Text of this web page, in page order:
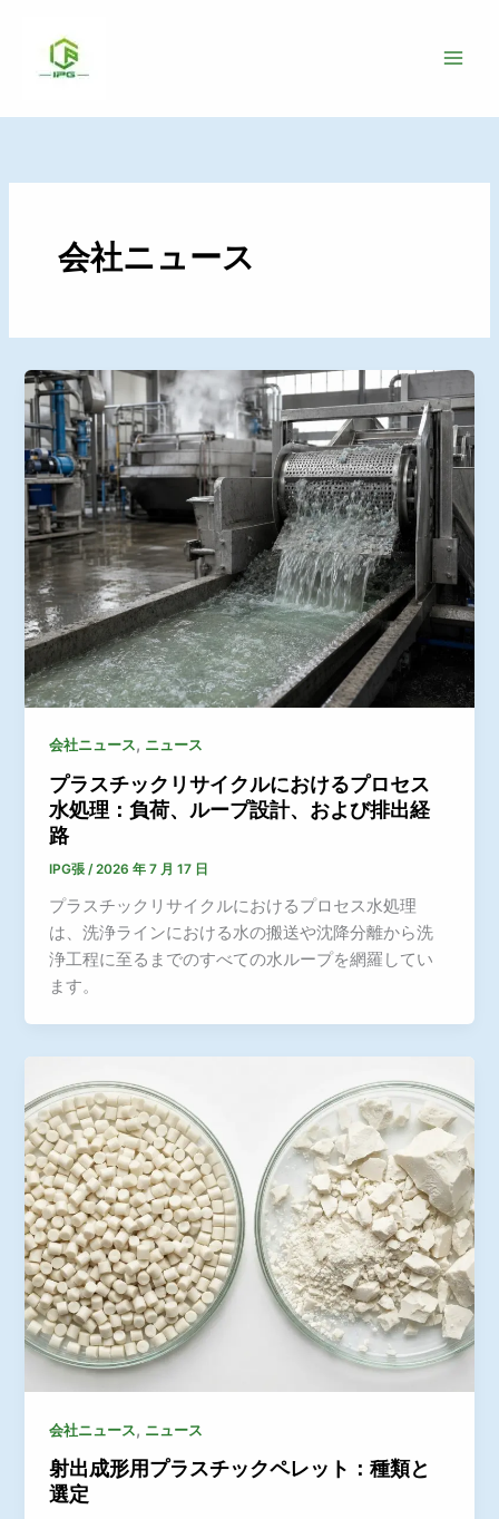
ツ
会社ニュース
会社ニュース, ニュース
プラスチックリサイクルにおけるプロセス
水処理：負荷、ループ設計、および排出経
路
IPG張/2026 年 7 月 17 日
プラスチックリサイクルにおけるプロセス水処理
は、洗浄ラインにおける水の搬送や沈降分離から洗
浄工程に至るまでのすべての水ループを網羅してい
ます。
会社ニュース, ニュース
射出成形用プラスチックペレット：種類と
選定